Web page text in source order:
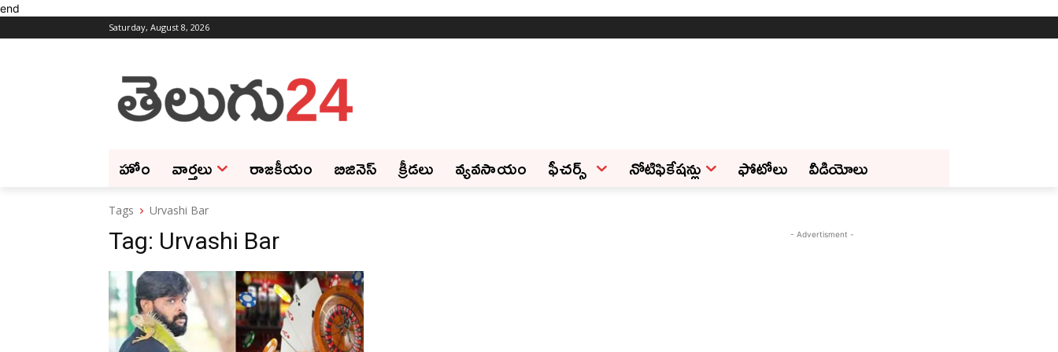
end
Saturday, August 8, 2026
హోం వార్తలు రాజకీయం బిజినెస్‌ క్రీడలు వ్యవసాయం ఫీచ‌ర్స్ ‌ నోటిఫికేషన్లు ఫోటోలు వీడియోలు
Tags Urvashi Bar
Tag: Urvashi Bar - Advertisment -